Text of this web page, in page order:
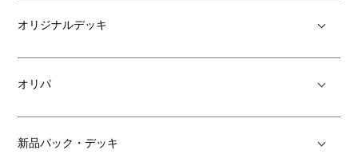
オリジナルデッキ
オリパ
新品パック・デッキ